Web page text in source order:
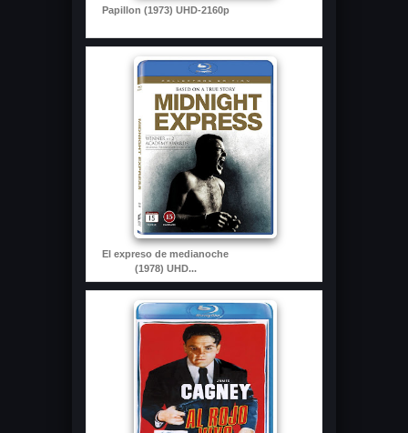
Papillon (1973) UHD-2160p
El expreso de medianoche
(1978) UHD...